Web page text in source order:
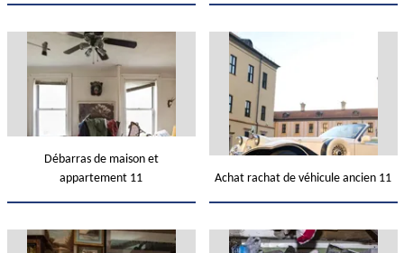
Débarras de maison et
appartement 11
Achat rachat de véhicule ancien 11